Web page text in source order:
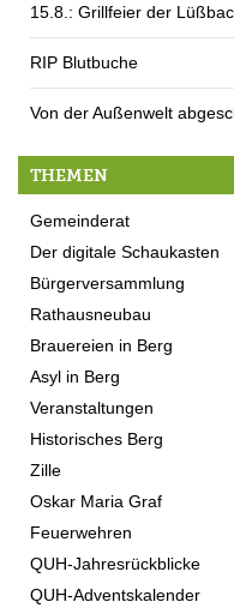
15.8.: Grillfeier der
RIP Blutbuche
Von der Außenwelt
THEMEN
Gemeinderat
Der digitale Schaukasten
Bürgerversammlung
Rathausneubau
Brauereien in Berg
Asyl in Berg
Veranstaltungen
Historisches Berg
Zille
Oskar Maria Graf
Feuerwehren
QUH-Jahresrückblicke
QUH-Adventskalender